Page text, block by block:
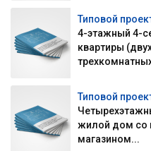
Типовой
4-этажный 4-
квартиры
Типовой
жилой дом со
магазином...